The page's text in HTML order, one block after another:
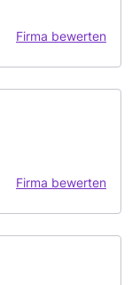
Firma bewerten
Firma bewerten